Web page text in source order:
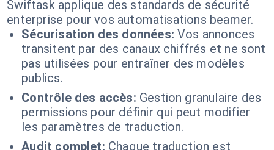
Swiftask applique des standards de sécurité
enterprise pour vos automatisations beamer.
Sécurisation des données: Vos annonces
transitent par des canaux chiffrés et ne sont
pas utilisées pour entraîner des modèles
publics.
Contrôle des accès: Gestion granulaire des
permissions pour définir qui peut modifier
les paramètres de traduction.
Audit complet: Chaque traduction est